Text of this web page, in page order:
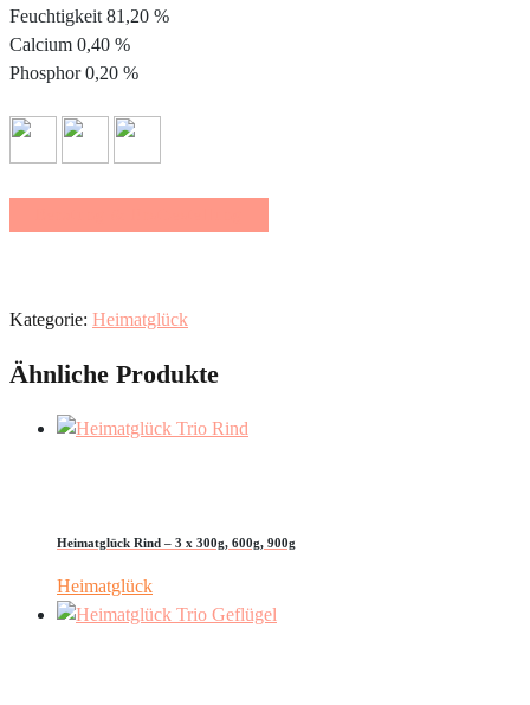
Feuchtigkeit 81,20 %
Calcium 0,40 %
Phosphor 0,20 %
Kategorie: Heimatglück
Ähnliche Produkte
Heimatglück Rind – 3 x 300g, 600g, 900g
Heimatglück